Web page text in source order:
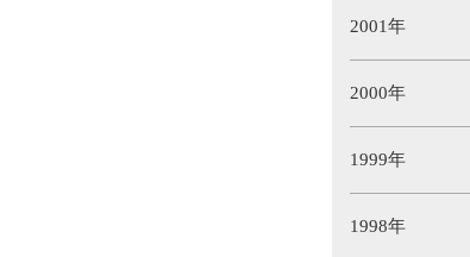
2001年
2000年
1999年
1998年